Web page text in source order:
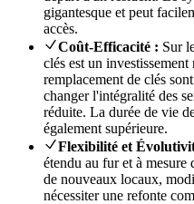
gigantesque et peut
accès.
Coût-Efficacité : Sur
clés est un
remplacement de clés
changer l'intégralité des
réduite. La durée de vie
également supérieure.
Flexibilité et
étendu au fur et à mesure
de nouveaux locaux,
nécessiter une refonte